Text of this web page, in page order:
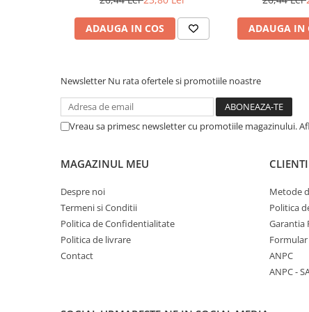
Literatura Romana
Literatura Universala
Senzatii/Dragoste
Senzatii/Erotic
Senzatii/Thriller
SF & Fantasy
Teens Book Club
Ingrediente
Ulei de scoarta de Citrus reticulate. Ulei esential pur 100%
ADAUGA IN COS ADAUGA IN
Newsletter Nu rata ofertele si promotiile noastre
Vreau sa primesc newsletter cu promotiile magazinului.
MAGAZINUL MEU
Despre noi
Termeni si Conditii
Politica de Confidentialitate
Politica de livrare
Contact
CLIENTI
Metode
Politica
Garantia
ANPC
ANPC -